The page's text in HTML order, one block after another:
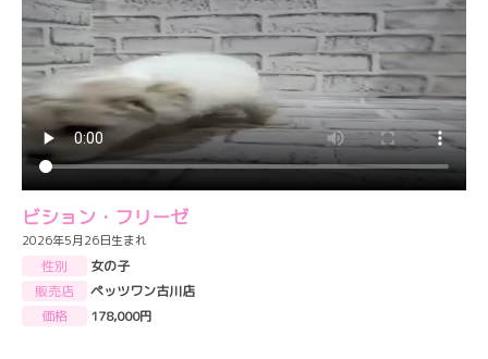
ビション・フリーゼ
2026年5月26日生まれ
性別
女の子
販売店
ペッツワン古川店
価格
178,000円